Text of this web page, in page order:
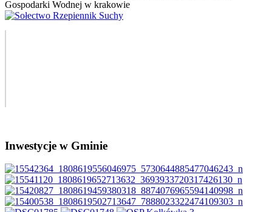
Inwestycje w Gminie